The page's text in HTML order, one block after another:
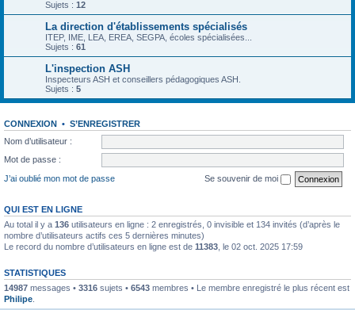
Sujets : 12
La direction d'établissements spécialisés
ITEP, IME, LEA, EREA, SEGPA, écoles spécialisées...
Sujets : 61
L'inspection ASH
Inspecteurs ASH et conseillers pédagogiques ASH.
Sujets : 5
CONNEXION • S’ENREGISTRER
Nom d’utilisateur :
Mot de passe :
J’ai oublié mon mot de passe
Se souvenir de moi
QUI EST EN LIGNE
Au total il y a 136 utilisateurs en ligne : 2 enregistrés, 0 invisible et 134 invités (d’après le
nombre d’utilisateurs actifs ces 5 dernières minutes)
Le record du nombre d’utilisateurs en ligne est de 11383 , le 02 oct. 2025 17:59
STATISTIQUES
14987 messages • 3316 sujets • 6543 membres • Le membre enregistré le plus récent est
Philipe